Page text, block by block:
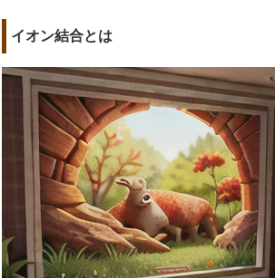
イオン結合とは